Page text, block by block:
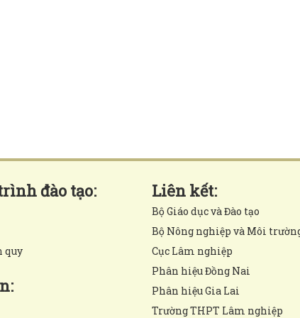
đào tạo:
quy
Liên kết:
Bộ Giáo dục và Đào tạo
Bộ Nông nghiệp và Môi
Cục Lâm nghiệp
Phân hiệu Đồng Nai
Phân hiệu Gia Lai
Trường THPT Lâm nghiệp